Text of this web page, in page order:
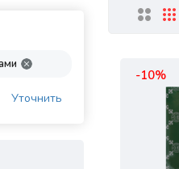
Уточнить
-10%